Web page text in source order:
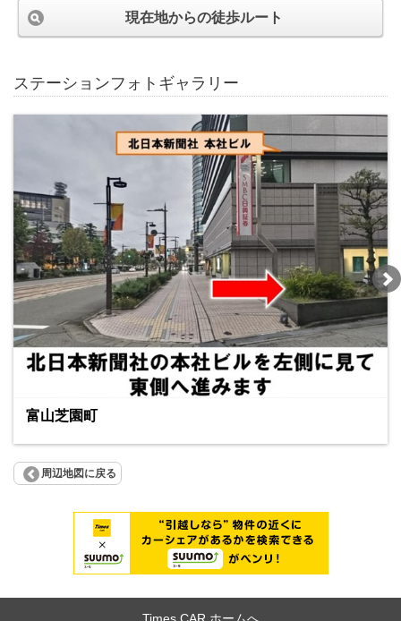
現在地からの徒歩ルート
ステーションフォトギャラリー
富山芝園町
周辺地図に戻る